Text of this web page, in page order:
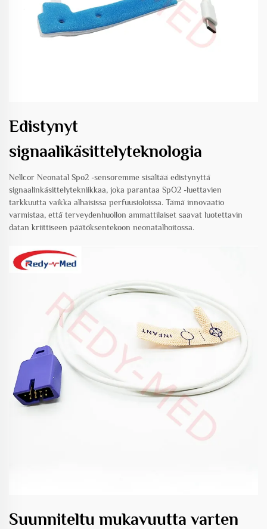
Edistynyt
signaalikäsittelyteknologia
Nellcor Neonatal Spo2 -sensoremme sisältää edistynyttä
signaalinkäsittelytekniikkaa, joka parantaa SpO2 -luettavien
tarkkuutta vaikka alhaisissa perfuusioloissa. Tämä innovaatio
varmistaa, että terveydenhuollon ammattilaiset saavat luotettavin
datan kriittiseen päätöksentekoon neonatalhoitossa.
Suunniteltu mukavuutta varten